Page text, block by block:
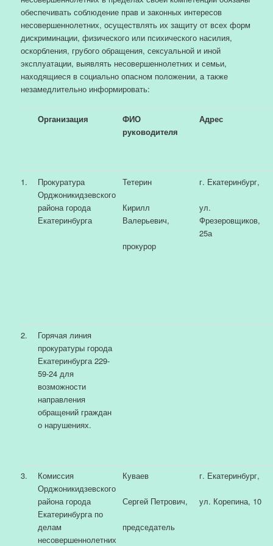
обеспечивать соблюдение прав и законных интересов
несовершеннолетних, осуществлять их защиту от всех форм
дискриминации, физического или психического насилия,
оскорбления, грубого обращения, сексуальной и иной
эксплуатации, выявлять несовершеннолетних и семьи,
находящиеся в социально опасном положении, а также
незамедлительно информировать:
Организация
ФИО
руководителя
Адрес
1.
Прокуратура
Орджоникидзевского
района города
Екатеринбурга
Тетерин
Кирилл
Валерьевич,
прокурор
г. Екатеринбург,
ул.
Фрезеровщиков,
25а
2.
Горячая линия
прокуратуры города
Екатеринбурга 229-
59-24 для
возможности
направления
обращений граждан
о нарушениях.
3.
Комиссия
Орджоникидзевского
района города
Екатеринбурга по
делам
несовершеннолетних
Куваев
Сергей Петрович,
председатель
г. Екатеринбург,
ул. Корепина, 10